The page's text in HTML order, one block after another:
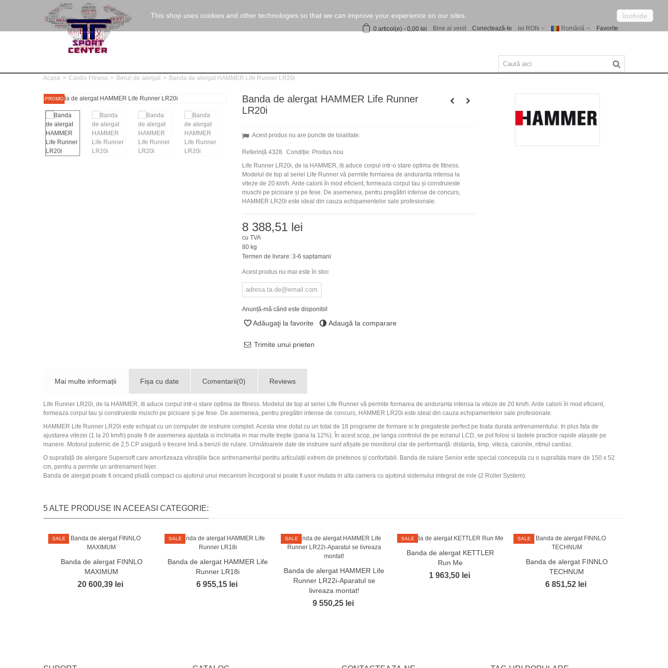
This shop uses cookies and other technologies so that we can improve your experience on our sites. închide
Favorite
Română
lei RON
Conectează-te
Bine ai venit
0 articol(e) - 0,00 lei
Acasa > Cardio Fitness > Benzi de alergat > Banda de alergat HAMMER Life Runner LR20i
PROMO
Banda de alergat HAMMER Life Runner
LR20i
Acest produs nu are puncte de loialitate.
Referință 4328 Condiție: Produs nou
Life Runner LR20i, de la HAMMER, iti aduce corpul intr-o stare optima de fitness.
Modelul de top al seriei Life Runner vă permite formarea de anduranta intensa la
viteze de 20 km/h. Arde calorii în mod eficient, formeaza corpul tau și construieste
muschi pe picioare și pe fese. De asemenea, pentru pregătiri intense de concurs,
HAMMER LR20i este ideal din cauza echipamentelor sale profesionale.
8 388,51 lei
cu TVA
80 kg
Termen de livrare: 3-6 saptamani
Acest produs nu mai este în stoc
Anunță-mă când este disponibil
Adăugaţi la favorite Adaugă la comparare
Trimite unui prieten
Mai multe informații Fișa cu date Comentarii(0) Reviews
Life Runner LR20i, de la HAMMER, iti aduce corpul intr-o stare optima de fitness. Modelul de top al seriei Life Runner vă permite formarea de anduranta intensa la viteze de 20 km/h. Arde calorii în mod eficient,
formeaza corpul tau și construieste muschi pe picioare și pe fese. De asemenea, pentru pregătiri intense de concurs, HAMMER LR20i este ideal din cauza echipamentelor sale profesionale.
HAMMER Life Runner LR20i este echipat cu un computer de instruire complet. Acesta vine dotat cu un total de 18 programe de formare si te pregateste perfect pe toata durata antrenamentului. In plus fata de
ajustarea vitezei (1 la 20 km/h) poate fi de asemenea ajustata si inclinatia in mai multe trepte (pana la 12%). În acest scop, pe langa controlul de pe ecranul LCD, se pot folosi si tastele practice rapide atașate pe
manere. Motorul puternic de 2,5 CP asigură o trecere lină a benzii de rulare. Următoarele date de instruire sunt afișate pe monitorul clar de performanță: distanta, timp, viteza, caloriile, ritmul cardiac.
O suprafață de alergare Supersoft care amortizeaza vibrațiile face antrenamentul pentru articulații extrem de prietenos și confortabil. Banda de rulare Senior este special conceputa cu o suprafata mare de 150 x 52
cm, pentru a permite un antrenament lejer.
Banda de alergat poate fi oricand pliată compact cu ajutorul unui mecanism încorporat si poate fi usor mutata in alta camera cu ajutorul sistemului integrat de role (2 Roller System).
5 ALTE PRODUSE IN ACEEASI CATEGORIE:
SALE
Banda de alergat FINNLO
MAXIMUM
20 600,39 lei
SALE
Banda de alergat HAMMER Life
Runner LR18i
6 955,15 lei
SALE
Banda de alergat HAMMER Life
Runner LR22i-Aparatul se
livreaza montat!
9 550,25 lei
SALE
Banda de alergat KETTLER
Run Me
1 963,50 lei
SALE
Banda de alergat FINNLO
TECHNUM
6 851,52 lei